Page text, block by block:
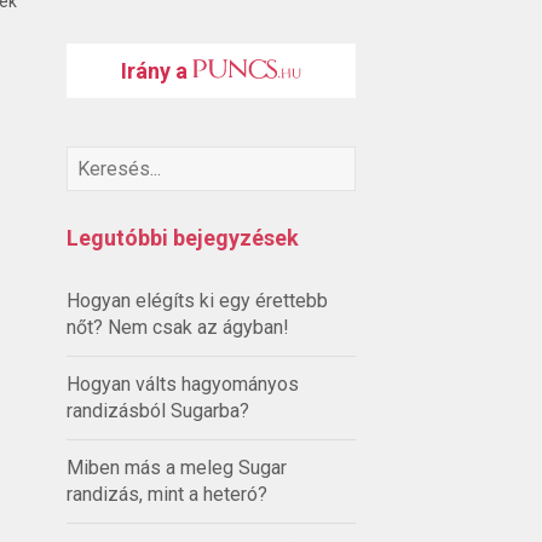
Irány a
Legutóbbi bejegyzések
Hogyan elégíts ki egy érettebb
nőt? Nem csak az ágyban!
Hogyan válts hagyományos
randizásból Sugarba?
Miben más a meleg Sugar
randizás, mint a heteró?